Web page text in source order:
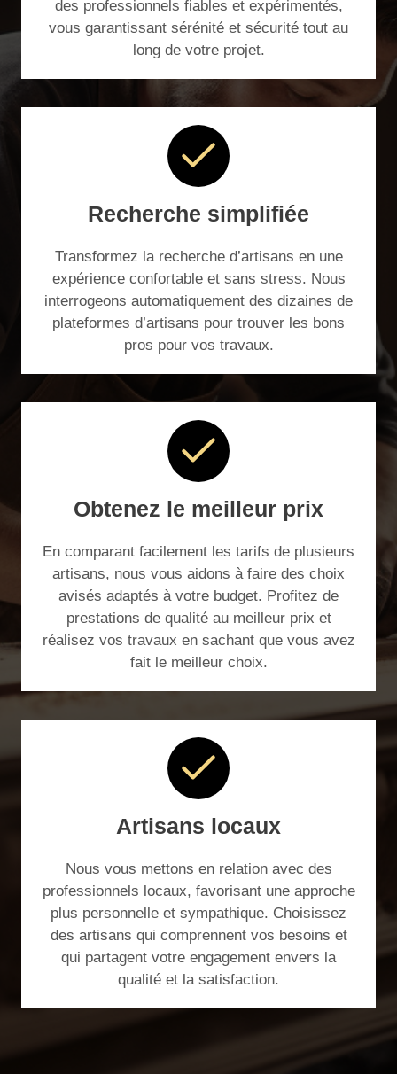
des professionnels fiables et expérimentés,
vous garantissant sérénité et sécurité tout au
long de votre projet.
Recherche simplifiée
Transformez la recherche d’artisans en une
expérience confortable et sans stress. Nous
interrogeons automatiquement des dizaines de
plateformes d’artisans pour trouver les bons
pros pour vos travaux.
Obtenez le meilleur prix
En comparant facilement les tarifs de plusieurs
artisans, nous vous aidons à faire des choix
avisés adaptés à votre budget. Profitez de
prestations de qualité au meilleur prix et
réalisez vos travaux en sachant que vous avez
fait le meilleur choix.
Artisans locaux
Nous vous mettons en relation avec des
professionnels locaux, favorisant une approche
plus personnelle et sympathique. Choisissez
des artisans qui comprennent vos besoins et
qui partagent votre engagement envers la
qualité et la satisfaction.